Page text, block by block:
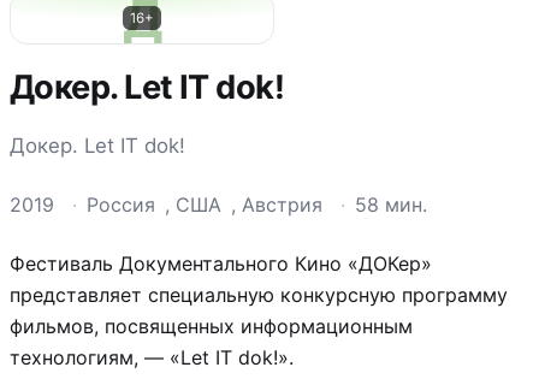
Д
16+
Докер. Let IT dok!
Докер. Let IT dok!
2019 · Россия , США , Австрия · 58 мин.
Фестиваль Документального Кино «ДОКер»
представляет специальную конкурсную программу
фильмов, посвященных информационным
технологиям, — «Let IT dok!».